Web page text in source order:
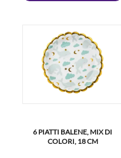
6 PIATTI BALENE, MIX DI
COLORI, 18 CM